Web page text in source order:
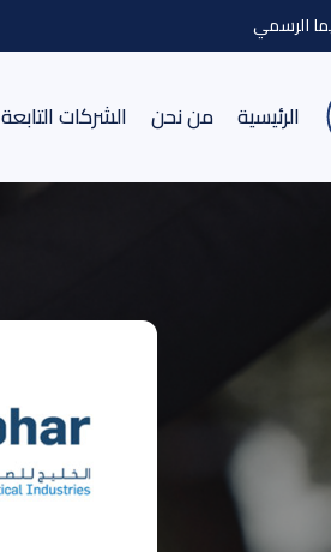
الرسمي
الرئيسية من نحن الشركات التابعة